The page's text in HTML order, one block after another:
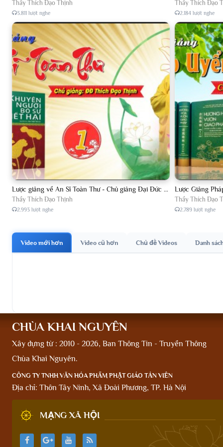
Thầy Thích Đạo Thịnh
3.811 lượt nghe
Thầy Thích Đạo
2.184 lượt nghe
Lược giảng về An Sĩ Toàn Thư - Chủ giảng Đại Đức Thích Đạo Thịnh
Thầy Thích Đạo Thịnh
2.993 lượt nghe
Thầy Thích Đạo
2.789 lượt nghe
Video mới hơn Video cũ hơn Chủ đề Videos Danh
CHÙA KHAI NGUYÊN
Xây dựng từ : 2010 - 2026, Ban Thông Tin - Truyền Thông
Chùa Khai Nguyên.
CÔNG TY TNHH VĂN HÓA PHẨM PHẬT GIÁO TẢN VIÊN
Địa chỉ: Thôn Tây Ninh, Xã Đoài Phương, TP. Hà Nội
MẠNG XÃ HỘI